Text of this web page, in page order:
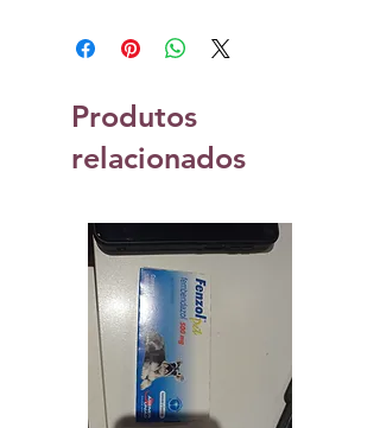
Produtos
relacionados